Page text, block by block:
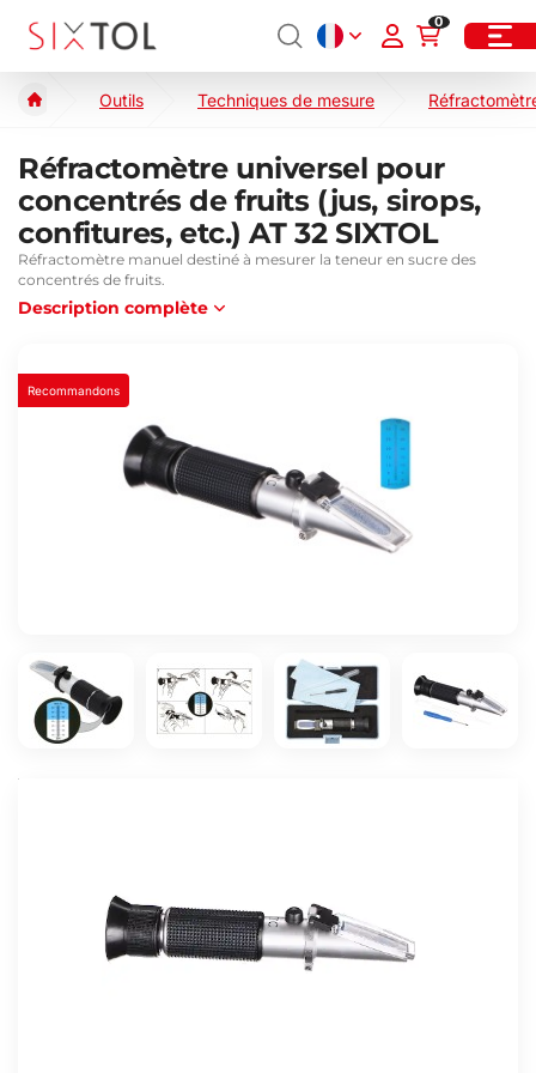
0
Outils Techniques de mesure
Réfractomètre universel pour
concentrés de fruits (jus, sirops,
confitures, etc.) AT 32 SIXTOL
Réfractomètre manuel destiné à mesurer la teneur en sucre des
concentrés de fruits.
Description complète
Recommandons